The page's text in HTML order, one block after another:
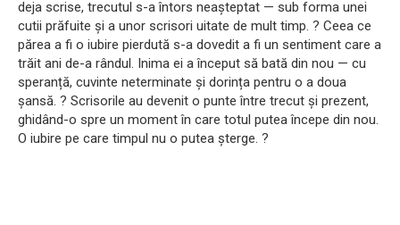
deja scrise, trecutul s-a întors neașteptat — sub forma unei
cutii prăfuite și a unor scrisori uitate de mult timp. ? Ceea ce
părea a fi o iubire pierdută s-a dovedit a fi un sentiment care a
trăit ani de-a rândul. Inima ei a început să bată din nou — cu
speranță, cuvinte neterminate și dorința pentru o a doua
șansă. ? Scrisorile au devenit o punte între trecut și prezent,
ghidând-o spre un moment în care totul putea începe din nou.
O iubire pe care timpul nu o putea șterge. ?